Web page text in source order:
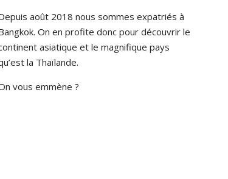
août 2018 nous sommes expatriés à
On en profite donc pour découvrir le
asiatique et le magnifique pays
la Thaïlande.
vous emmène ?